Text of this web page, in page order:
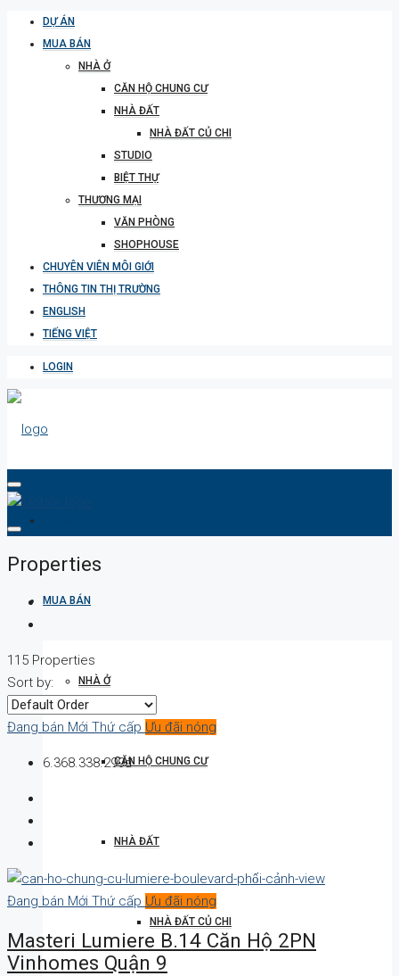
DỰ ÁN
MUA BÁN
NHÀ Ở
CĂN HỘ CHUNG CƯ
NHÀ ĐẤT
NHÀ ĐẤT CỦ CHI
STUDIO
BIỆT THỰ
THƯƠNG MẠI
VĂN PHÒNG
SHOPHOUSE
CHUYÊN VIÊN MÔI GIỚI
THÔNG TIN THỊ TRƯỜNG
ENGLISH
TIẾNG VIỆT
LOGIN
MUA BÁN
NHÀ Ở
CĂN HỘ CHUNG CƯ
NHÀ ĐẤT
NHÀ ĐẤT CỦ CHI
Properties
115 Properties
Sort by:
Đang bán Mới Thứ cấp Ưu đãi nóng
6.368.338.299đ
Đang bán Mới Thứ cấp Ưu đãi nóng
Masteri Lumiere B.14 Căn Hộ 2PN
Vinhomes Quận 9